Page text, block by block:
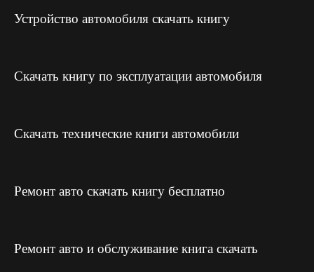
Устройство автомобиля скачать книгу
Скачать книгу по эксплуатации автомобиля
Скачать технические книги автомобили
Ремонт авто скачать книгу бесплатно
Ремонт авто и обслуживание книга скачать